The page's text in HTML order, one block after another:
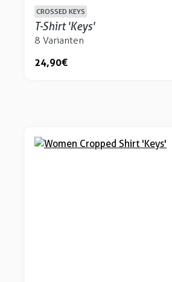
CROSSED KEYS
T-Shirt 'Keys'
8 Varianten
24,90 €